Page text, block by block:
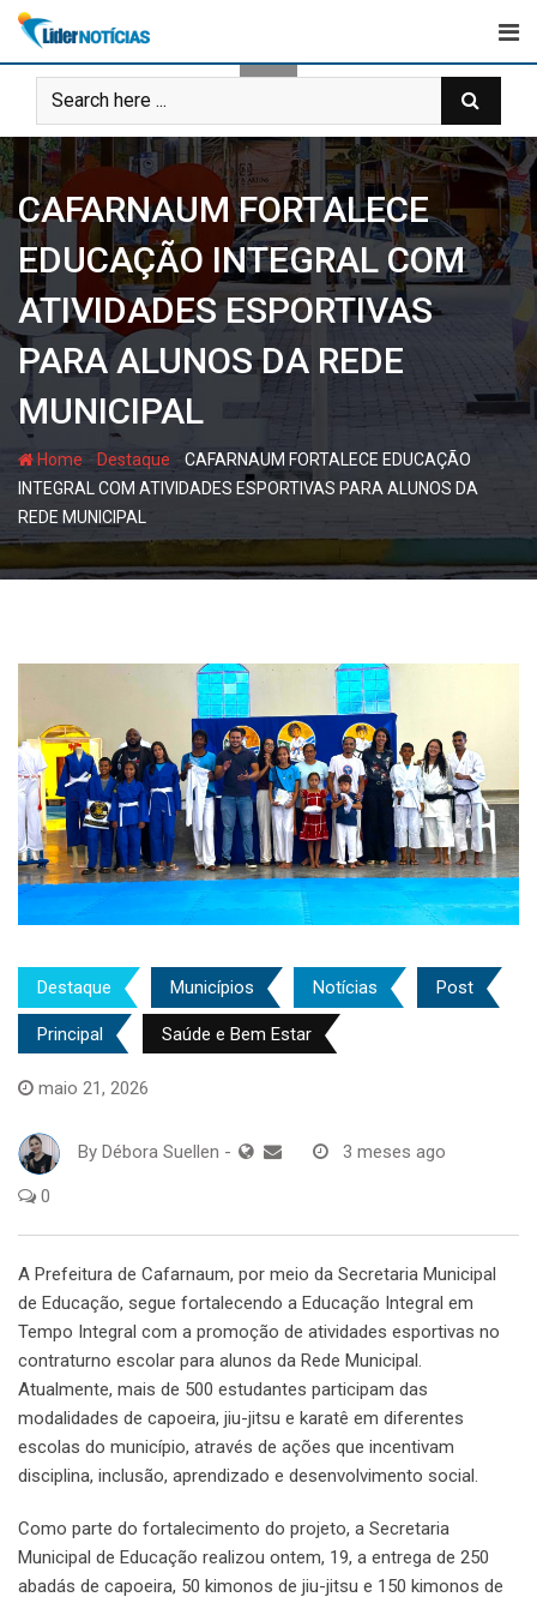
Skip
content
CAFARNAUM FORTALECE
EDUCAÇÃO INTEGRAL COM
ATIVIDADES ESPORTIVAS
PARA ALUNOS DA REDE
MUNICIPAL
Home - Destaque -CAFARNAUM FORTALECE EDUCAÇÃO
INTEGRAL COM ATIVIDADES ESPORTIVAS PARA ALUNOS DA
REDE MUNICIPAL
Destaque Municípios Notícias Post
Principal Saúde e Bem Estar
maio 21, 2026
By Débora Suellen - 3 meses ago
0
A Prefeitura de Cafarnaum, por meio da Secretaria Municipal
de Educação, segue fortalecendo a Educação Integral em
Tempo Integral com a promoção de atividades esportivas no
contraturno escolar para alunos da Rede Municipal.
Atualmente, mais de 500 estudantes participam das
modalidades de capoeira, jiu-jitsu e karatê em diferentes
escolas do município, através de ações que incentivam
disciplina, inclusão, aprendizado e desenvolvimento social.
Como parte do fortalecimento do projeto, a Secretaria
Municipal de Educação realizou ontem, 19, a entrega de 250
abadás de capoeira, 50 kimonos de jiu-jitsu e 150 kimonos de